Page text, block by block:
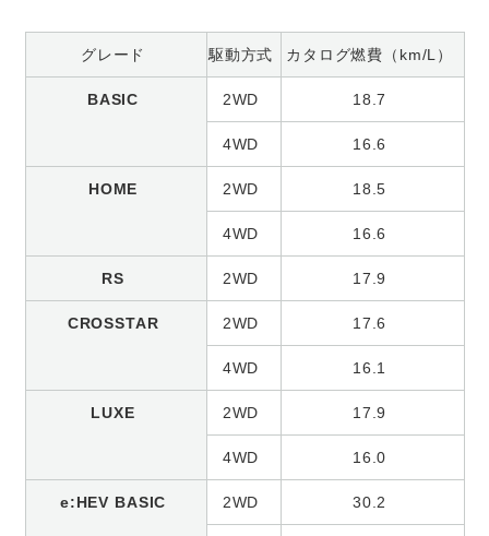
グレード 駆動方式 カタログ燃費（km/L）
BASIC 2WD 18.7
4WD 16.6
HOME 2WD 18.5
4WD 16.6
RS 2WD 17.9
CROSSTAR 2WD 17.6
4WD 16.1
LUXE 2WD 17.9
4WD 16.0
e:HEV BASIC 2WD 30.2